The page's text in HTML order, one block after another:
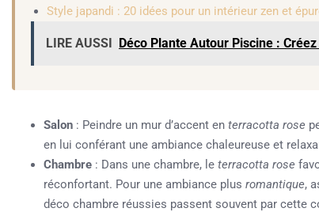
Style japandi : 20 idées pour un intérieur zen et
LIRE AUSSI Déco Plante Autour Piscine :
Salon : Peindre un mur d’accent en terracotta rose
en lui conférant une ambiance chaleureuse et
Chambre : Dans une chambre, le terracotta rose
réconfortant. Pour une ambiance plus romantique,
déco chambre réussies passent souvent par cette